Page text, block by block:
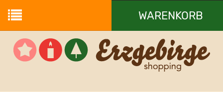
WARENKORB
Ihr Warenkorb ist leer.